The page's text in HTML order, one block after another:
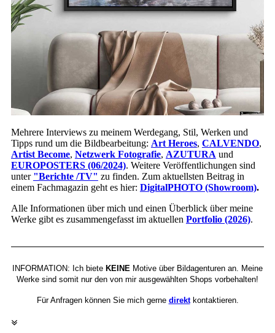
Mehrere Interviews zu meinem Werdegang, Stil, Werken und
Tipps rund um die Bildbearbeitung: Art Heroes, CALVENDO,
Artist Become, Netzwerk Fotografie, AZUTURA und
EUROPOSTERS (06/2024). Weitere Veröffentlichungen sind
unter "Berichte /TV" zu finden. Zum aktuellsten Beitrag in
einem Fachmagazin geht es hier: DigitalPHOTO (Showroom).
Alle Informationen über mich und einen Überblick über meine
Werke gibt es zusammengefasst im aktuellen Portfolio (2026).
INFORMATION: Ich biete KEINE Motive über Bildagenturen an. Meine
Werke sind somit nur den von mir ausgewählten Shops vorbehalten!
Für Anfragen können Sie mich gerne direktkontaktieren.